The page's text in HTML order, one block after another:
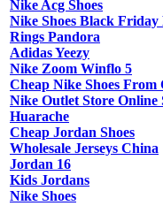
Nike Acg Shoes
Nike Shoes Black Friday
Rings Pandora
Adidas Yeezy
Nike Zoom Winflo 5
Cheap Nike Shoes From
Nike Outlet Store Online
Huarache
Cheap Jordan Shoes
Wholesale Jerseys China
Jordan 16
Kids Jordans
Nike Shoes